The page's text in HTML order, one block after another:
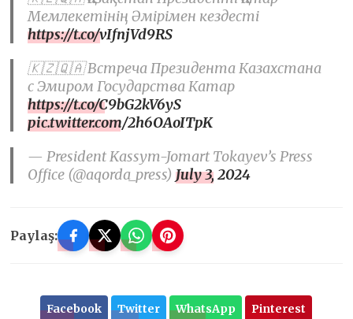
Мемлекетінің Әмірімен кездесті
https://t.co/vIfnjVd9RS
🇰🇿🇶🇦 Встреча Президента Казахстана
с Эмиром Государства Катар
https://t.co/C9bG2kV6yS
pic.twitter.com/2h6OAoITpK
— President Kassym-Jomart Tokayev’s Press
Office (@aqorda_press)July 3, 2024
Paylaş:
Facebook Twitter WhatsApp Pinterest